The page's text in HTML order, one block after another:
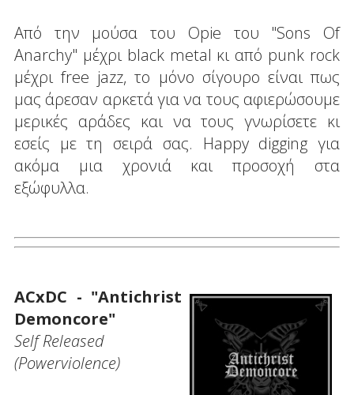
Από την μούσα του Opie του "Sons Of
Anarchy" μέχρι black metal κι από punk rock
μέχρι free jazz, το μόνο σίγουρο είναι πως
μας άρεσαν αρκετά για να τους αφιερώσουμε
μερικές αράδες και να τους γνωρίσετε κι
εσείς με τη σειρά σας. Happy digging για
ακόμα μια χρονιά και προσοχή στα
εξώφυλλα.
ACxDC - "Antichrist
Demoncore"
Self Released
(Powerviolence)